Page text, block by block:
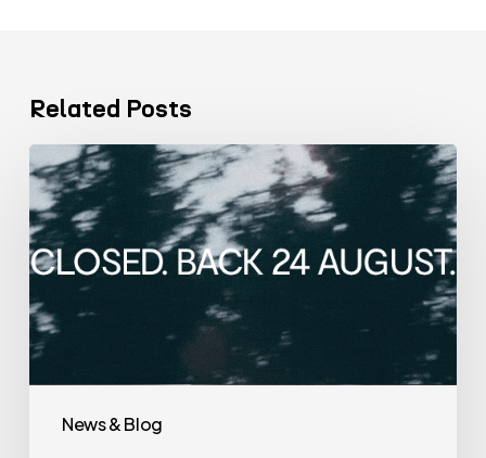
Related Posts
News & Blog
VENTISETTE
Comunicazione
SB chiude
dal
al
23
agosto.